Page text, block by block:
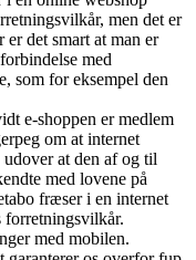
men det er
det smart at man er
med
som for eksempel den
e-shoppen er medlem
om at internet
udover at den af og til
med lovene på
fræser i en internet
forretningsvilkår.
med mobilen.